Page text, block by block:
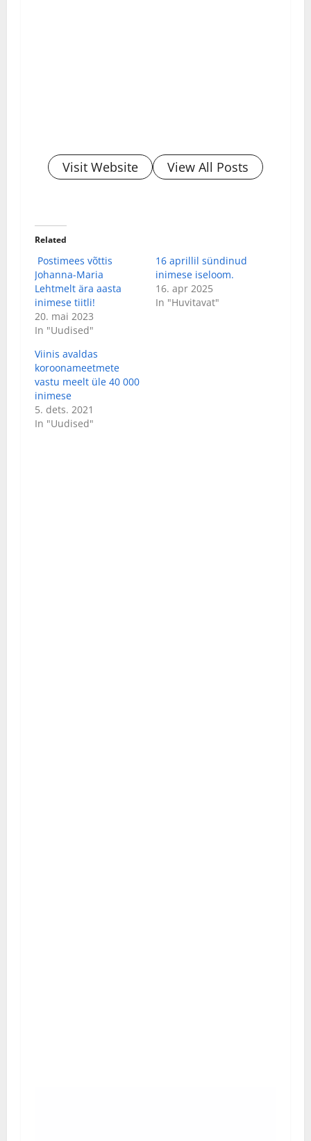
Visit Website View All Posts
Related
Postimees võttis
Johanna-Maria
Lehtmelt ära aasta
inimese tiitli!
20. mai 2023
In "Uudised"
16 aprillil sündinud
inimese iseloom.
16. apr 2025
In "Huvitavat"
Viinis avaldas
koroonameetmete
vastu meelt üle 40 000
inimese
5. dets. 2021
In "Uudised"